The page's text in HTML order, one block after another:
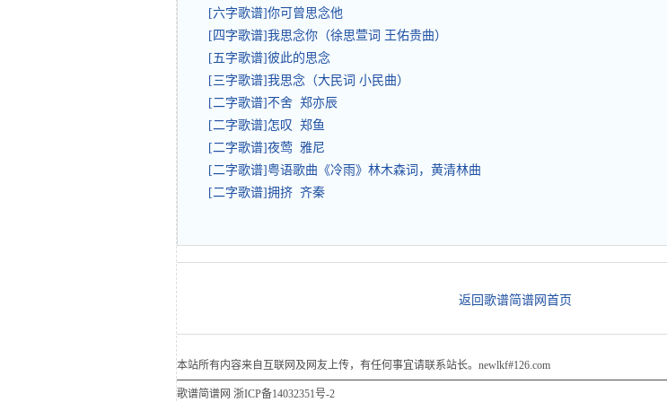
[六字歌谱]你可曾思念他
[四字歌谱]我思念你（徐思萱词 王佑贵曲）
[五字歌谱]彼此的思念
[三字歌谱]我思念（大民词 小民曲）
[二字歌谱]不舍 郑亦辰
[二字歌谱]怎叹 郑鱼
[二字歌谱]夜莺 雅尼
[二字歌谱]粤语歌曲《冷雨》林木森词，黄清林曲
[二字歌谱]拥挤 齐秦
返回歌谱简谱网首页
本站所有内容来自互联网及网友上传，有任何事宜请联系站长。newlkf#126.com
歌谱简谱网 浙ICP备14032351号-2